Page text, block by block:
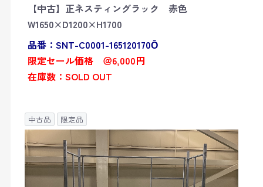
【中古】正ネスティングラック 赤色
W1650×D1200×H1700
品番：SNT-C0001-165120170Ō
限定セール価格 ＠6,000円
在庫数：SOLD OUT
中古品 限定品